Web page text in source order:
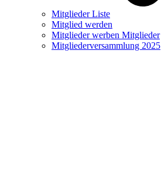
Mitglieder Liste
Mitglied werden
Mitglieder werben Mitglieder
Mitgliederversammlung 2025